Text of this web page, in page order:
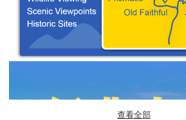
查看全部